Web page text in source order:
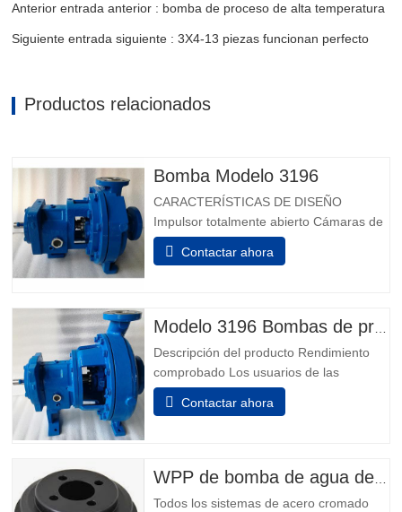
Anterior entrada anterior : bomba de proceso de alta temperatura
Siguiente entrada siguiente : 3X4-13 piezas funcionan perfecto
Productos relacionados
Bomba Modelo 3196
CARACTERÍSTICAS DE DISEÑO
Impulsor totalmente abierto Cámaras de
sellado de ingeniería Cámara de sello
patentada Taperbore™ PLUS BigBore™
condición a bordo Aisladores de
Diseño de cárnmido...
Contactar ahora
Modelo 3196 Bombas de proceso químico
Descripción del producto Rendimiento
comprobado Los usuarios de las
industrias química, petroquímica, pulpa y
papel, metales primarios, alimentos y
que la mejor: el Modelo 3196. Los Power
Ends son el resultado de más de...
Contactar ahora
WPP de bomba de agua del motor
Todos los sistemas de acero cromado